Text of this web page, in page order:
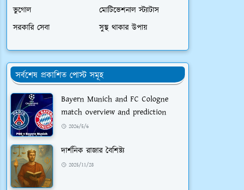
ভুগোল
মোটিভেশনাল স্ট্যাটাস
সরকারি সেবা
সুস্থ থাকার উপায়
সর্বশেষ প্রকাশিত পোস্ট সমূহ
Bayern Munich and FC Cologne
match overview and prediction
2026/5/6
দার্শনিক রাজার বৈশিষ্ট্য
2025/11/28